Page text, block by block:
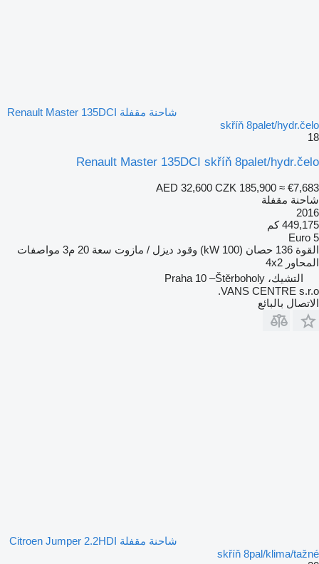
شاحنة مقفلة Renault Master 135DCI
skříň 8palet/hydr.čelo
18
Renault Master 135DCI skříň 8palet/hydr.čelo
AED 32,600 CZK 185,900 ≈ €7,683
شاحنة مقفلة
2016
449,175 كم
Euro 5
القوة 136 حصان (100 kW) وقود ديزل / مازوت سعة 20 م3
مواصفات
المحاور 4x2
التشيك، Praha 10 –Štěrboholy
VANS CENTRE s.r.o.
الاتصال بالبائع
شاحنة مقفلة Citroen Jumper 2.2HDI
skříň 8pal/klima/tažné